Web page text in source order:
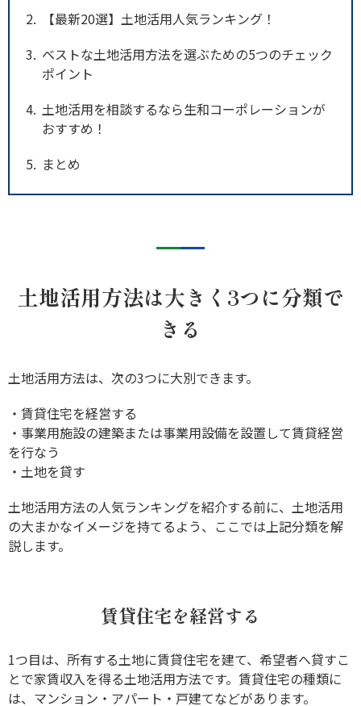
2
【最新20選】土地活用人気ランキング！
3 ベストな土地活用方法を選ぶための5つのチェック
ポイント
4 土地活用を相談するなら生和コーポレーションが
おすすめ！
5
まとめ
土地活用方法は大きく3つに分類で
きる
土地活用方法は、次の3つに大別できます。
・賃貸住宅を経営する
・事業用施設の建築または事業用設備を設置して賃貸経営
を行なう
・土地を貸す
土地活用方法の人気ランキングを紹介する前に、土地活用
の大まかなイメージを持てるよう、ここでは上記分類を解
説します。
賃貸住宅を経営する
1つ目は、所有する土地に賃貸住宅を建て、希望者へ貸すこ
とで家賃収入を得る土地活用方法です。賃貸住宅の種類に
は、マンション・アパート・戸建てなどがあります。